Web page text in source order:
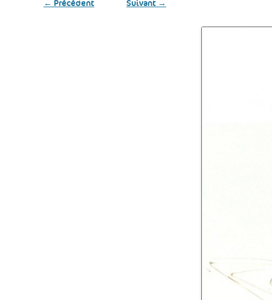
← Précédent Suivant →